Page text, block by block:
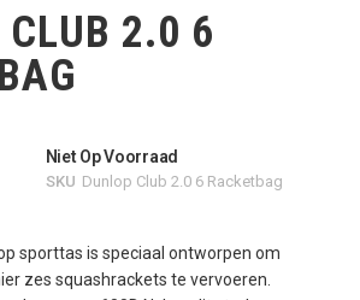
CLUB 2.0 6
Niet Op Voorraad
SKU Dunlop Club 2.0 6 Racketbag
sporttas is speciaal ontworpen om
zes squashrackets te vervoeren.